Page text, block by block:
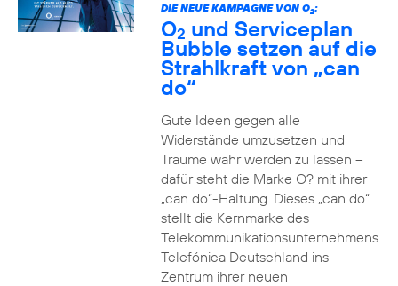
DIE NEUE KAMPAGNE VON O2:
O2 und Serviceplan
Bubble setzen auf die
Strahlkraft von „can
do“
Gute Ideen gegen alle
Widerstände umzusetzen und
Träume wahr werden zu lassen –
dafür steht die Marke O? mit ihrer
„can do“-Haltung. Dieses „can do“
stellt die Kernmarke des
Telekommunikationsunternehmens
Telefónica Deutschland ins
Zentrum ihrer neuen